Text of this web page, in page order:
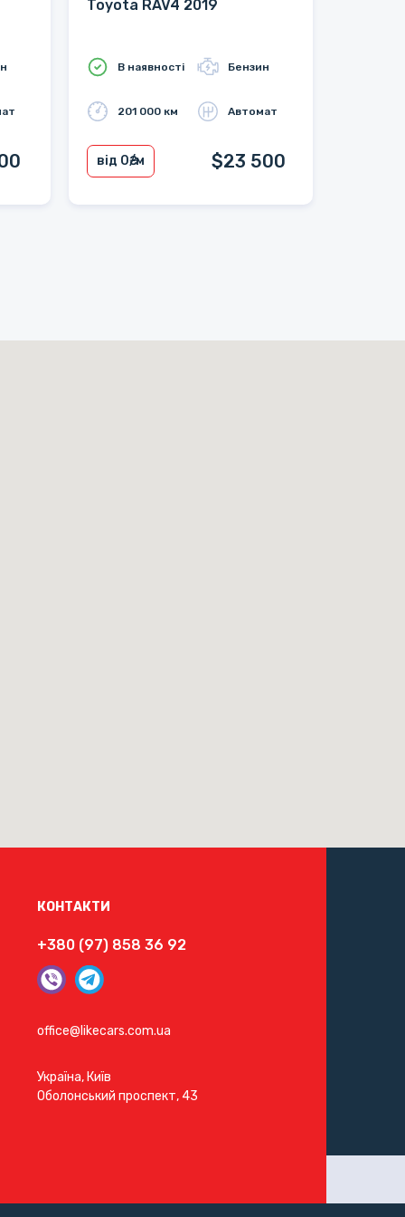
Toyota RAV4 2019
В наявності Бензин
201 000 км Автомат
від 0₴/м $23 500
КОНТАКТИ
+380 (97) 858 36 92
office@likecars.com.ua
Україна, Київ
Оболонський проспект, 43